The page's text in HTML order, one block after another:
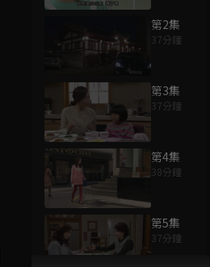
第2集
37分鐘
第3集
37分鐘
第4集
38分鐘
第5集
37分鐘
為您推薦